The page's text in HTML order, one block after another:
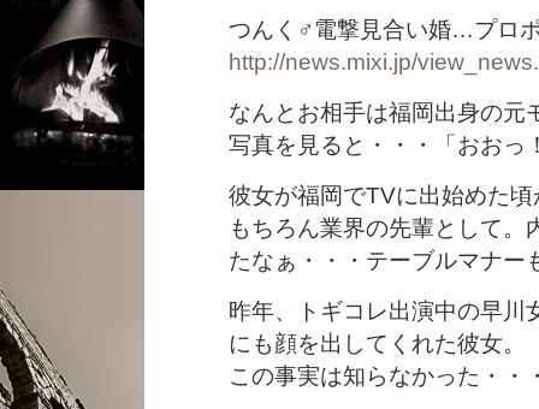
つんく♂電撃見合い婚…プロ
http://news.mixi.jp/
なんとお相手は福岡出身の元
写真を見ると・・・「おおっ
彼女が福岡でTVに出始めた
もちろん業界の先輩として。
たなぁ・・・テーブルマナー
昨年、トギコレ出演中の早川
にも顔を出してくれた彼女。
この事実は知らなかった・・